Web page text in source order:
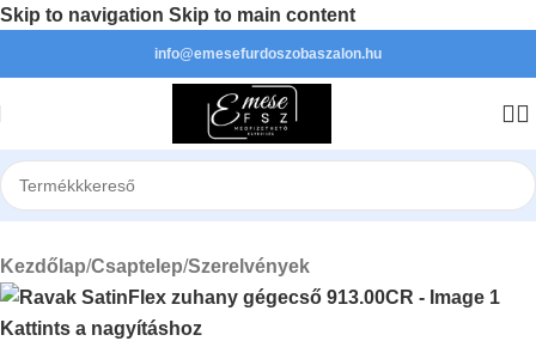
Skip to navigation Skip to main content
info@emesefurdoszobaszalon.hu
Kezdőlap/Csaptelep/Szerelvények
Kattints a nagyításhoz